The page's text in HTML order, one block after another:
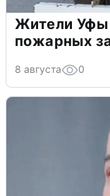
Жители Уфы
пожарных
8 августа 0